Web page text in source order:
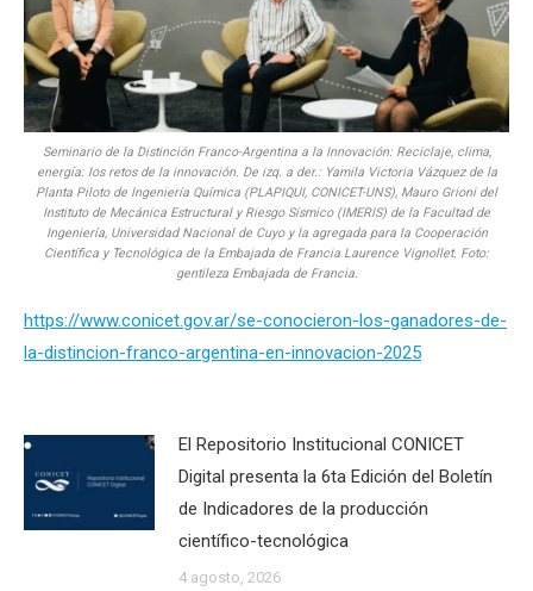
Seminario de la Distinción Franco-Argentina a la Innovación: Reciclaje, clima,
energía: los retos de la innovación. De izq. a der.: Yamila Victoria Vázquez de la
Planta Piloto de Ingeniería Química (PLAPIQUI, CONICET-UNS), Mauro Grioni del
Instituto de Mecánica Estructural y Riesgo Sísmico (IMERIS) de la Facultad de
Ingeniería, Universidad Nacional de Cuyo y la agregada para la Cooperación
Científica y Tecnológica de la Embajada de Francia Laurence Vignollet. Foto:
gentileza Embajada de Francia.
https://www.conicet.gov.ar/se-conocieron-los-ganadores-de-
la-distincion-franco-argentina-en-innovacion-2025
El Repositorio Institucional CONICET
Digital presenta la 6ta Edición del Boletín
de Indicadores de la producción
científico-tecnológica
4 agosto, 2026